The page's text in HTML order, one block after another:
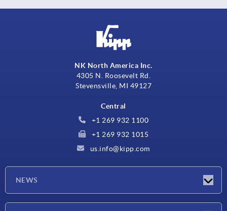
NK North America Inc.
4305 N. Roosevelt Rd.
Stevensville, MI 49127
Central
+1 269 932 1100
+1 269 932 1015
us.info@kipp.com
NEWS